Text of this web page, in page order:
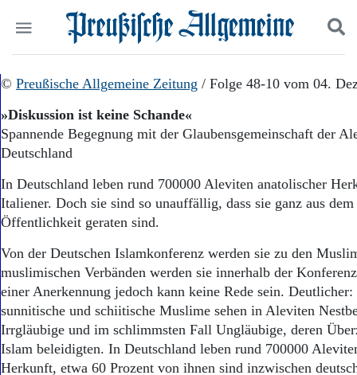
Start
Wer wir sind
Aktuelle Ausgabe
Politik
Wirtschaft
Panorama
Geschichte
Ostpreußen
Pommern
Schlesien
Danzig und Westpreußen
Bücher
Suchen und finden
© Preußische Allgemeine Zeitung / Folge 48-10 vom 04.
»Diskussion ist keine Schande«
Spannende Begegnung mit der Glaubensgemeinschaft der
Deutschland
In Deutschland leben rund 700000 Aleviten anatolischer
Italiener. Doch sie sind so unauffällig, dass sie ganz aus
Öffentlichkeit geraten sind.
Von der Deutschen Islamkonferenz werden sie zu den
muslimischen Verbänden werden sie innerhalb der
einer Anerkennung jedoch kann keine Rede sein.
sunnitische und schiitische Muslime sehen in Aleviten
Irrgläubige und im schlimmsten Fall Ungläubige, deren
Islam beleidigten. In Deutschland leben rund 700000
Herkunft, etwa 60 Prozent von ihnen sind inzwischen